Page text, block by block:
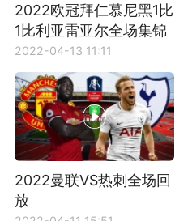
2022欧冠拜仁慕尼黑1比
1比利亚雷亚尔全场集锦
2022-04-13 11:11
2022曼联VS热刺全场回
放